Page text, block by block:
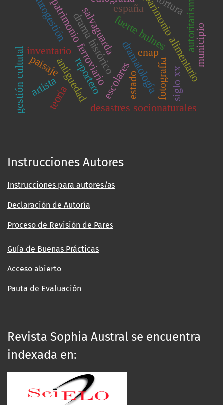
escolares parimonio alimentario
patrimonio ferroviario dramatología
drama históricofuerte bulnes
desastres socionaturales
salvaguarda
antiguedad
inventario
estado
autoritarismo
fotografía
gestión cultutal siglo xx
españa
paisaje
enap
reportero
autogestión tortura
teoría
municipio
artista
Instrucciones Autores
Instrucciones para autores/as
Declaración de Autoría
Proceso de Revisión de Pares
Guía de Buenas Prácticas
Acceso abierto
Pauta de Evaluación
Revista Sophia Austral se encuentra
indexada en: